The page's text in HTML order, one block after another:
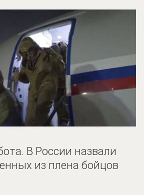
В России назвали
из плена бойцов